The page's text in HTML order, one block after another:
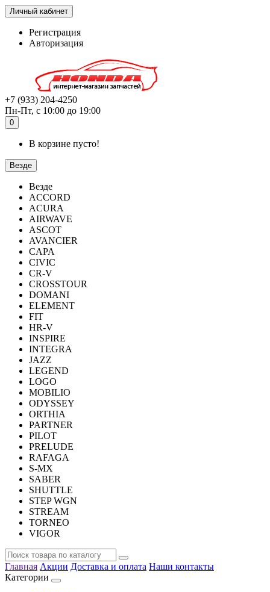
Личный кабинет
Регистрация
Авторизация
+7 (933) 204-4250
Пн-Пт, с 10:00 до 19:00
0
В корзине пусто!
Везде
Везде
ACCORD
ACURA
AIRWAVE
ASCOT
AVANCIER
CAPA
CIVIC
CR-V
CROSSTOUR
DOMANI
ELEMENT
FIT
HR-V
INSPIRE
INTEGRA
JAZZ
LEGEND
LOGO
MOBILIO
ODYSSEY
ORTHIA
PARTNER
PILOT
PRELUDE
RAFAGA
S-MX
SABER
SHUTTLE
STEP WGN
STREAM
TORNEO
VIGOR
Главная Акции Доставка и оплата Наши контакты
Категории